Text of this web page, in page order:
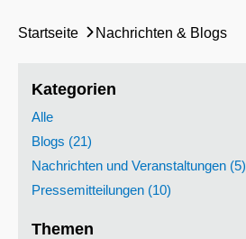
Startseite Nachrichten & Blogs
Kategorien
Alle
Blogs (21)
Nachrichten und Veranstaltungen (5)
Pressemitteilungen (10)
Themen